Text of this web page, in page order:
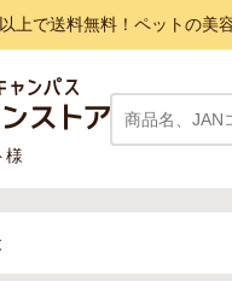
上で送料無料！ペットの美
様